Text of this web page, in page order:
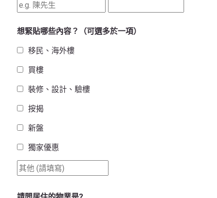
想緊貼哪些內容？（可選多於一項）
移民、海外樓
買樓
裝修、設計、驗樓
按揭
新盤
獨家優惠